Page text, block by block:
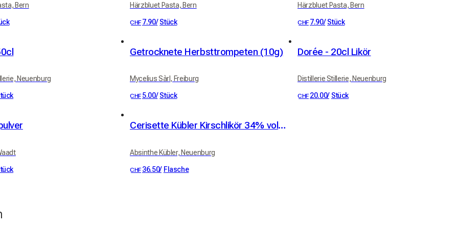
Bern Härzbluet Pasta, Bern
CHF 7.90/ Stück
Härzbluet Pasta, Bern
CHF 7.90/ Stück
Neuenburg
Getrocknete Herbsttrompeten (10g)
Mycelius Sàrl, Freiburg
CHF 5.00/ Stück
Dorée - 20cl Likör
Distillerie Stillerie, Neuenburg
CHF 20.00/ Stück
Cerisette Kübler Kirschlikör 34% vol. 50cl
Absinthe Kübler, Neuenburg
CHF 36.50/ Flasche